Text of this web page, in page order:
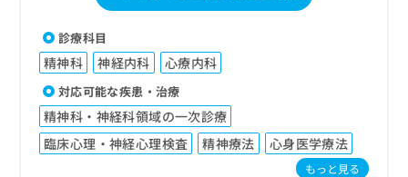
診療科目
精神科 神経内科 心療内科
対応可能な疾患・治療
精神科・神経科領域の一次診療
臨床心理・神経心理検査
精神療法 心身医学療法
もっと見る